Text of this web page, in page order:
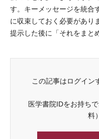
す。キーメッセージを統合
に収束しておく必要があり
提示した後に「それをまと
この記事はログイン
医学書院IDをお持ち
料